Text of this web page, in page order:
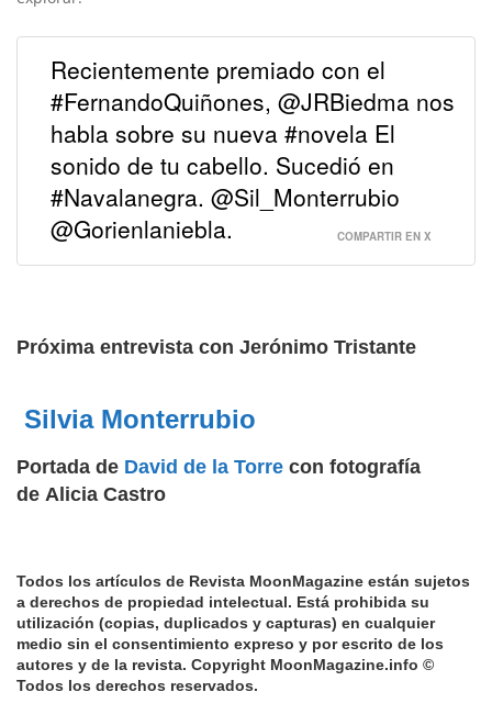
Recientemente premiado con el
#FernandoQuiñones, @JRBiedma nos
habla sobre su nueva #novela El
sonido de tu cabello. Sucedió en
#Navalanegra. @Sil_Monterrubio
@Gorienlaniebla.
COMPARTIR EN X
Próxima entrevista con Jerónimo Tristante
Silvia Monterrubio
Portada de David de la Torre con fotografía
de Alicia Castro
Todos los artículos de Revista MoonMagazine están sujetos
a derechos de propiedad intelectual. Está prohibida su
utilización (copias, duplicados y capturas) en cualquier
medio sin el consentimiento expreso y por escrito de los
autores y de la revista. Copyright MoonMagazine.info ©
Todos los derechos reservados.